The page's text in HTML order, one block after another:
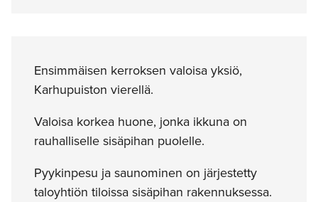
Ensimmäisen kerroksen valoisa yksiö,
Karhupuiston vierellä.
Valoisa korkea huone, jonka ikkuna on
rauhalliselle sisäpihan puolelle.
Pyykinpesu ja saunominen on järjestetty
taloyhtiön tiloissa sisäpihan rakennuksessa.